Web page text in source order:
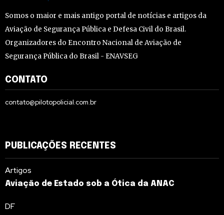
Somos o maior e mais antigo portal de notícias e artigos da
Aviação de Segurança Pública e Defesa Civil do Brasil.
Organizadores do Encontro Nacional de Aviação de
Segurança Pública do Brasil - ENAVSEG
CONTATO
contato@pilotopolicial.com.br
PUBLICAÇÕES RECENTES
Artigos
Aviação de Estado sob a Ótica da ANAC
DF